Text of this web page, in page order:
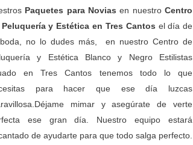
Paquetes para Noviasen nuestroCentro
y Estética en Tres Cantos el día de
no lo dudes más, en nuestro Centro de
y Estética Blanco y Negro Estilistas
en Tres Cantos tenemos todo lo que
para hacer que ese día luzcas
mimar y asegúrate de verte
ese gran día. Nuestro equipo estará
de ayudarte para que todo salga perfecto.